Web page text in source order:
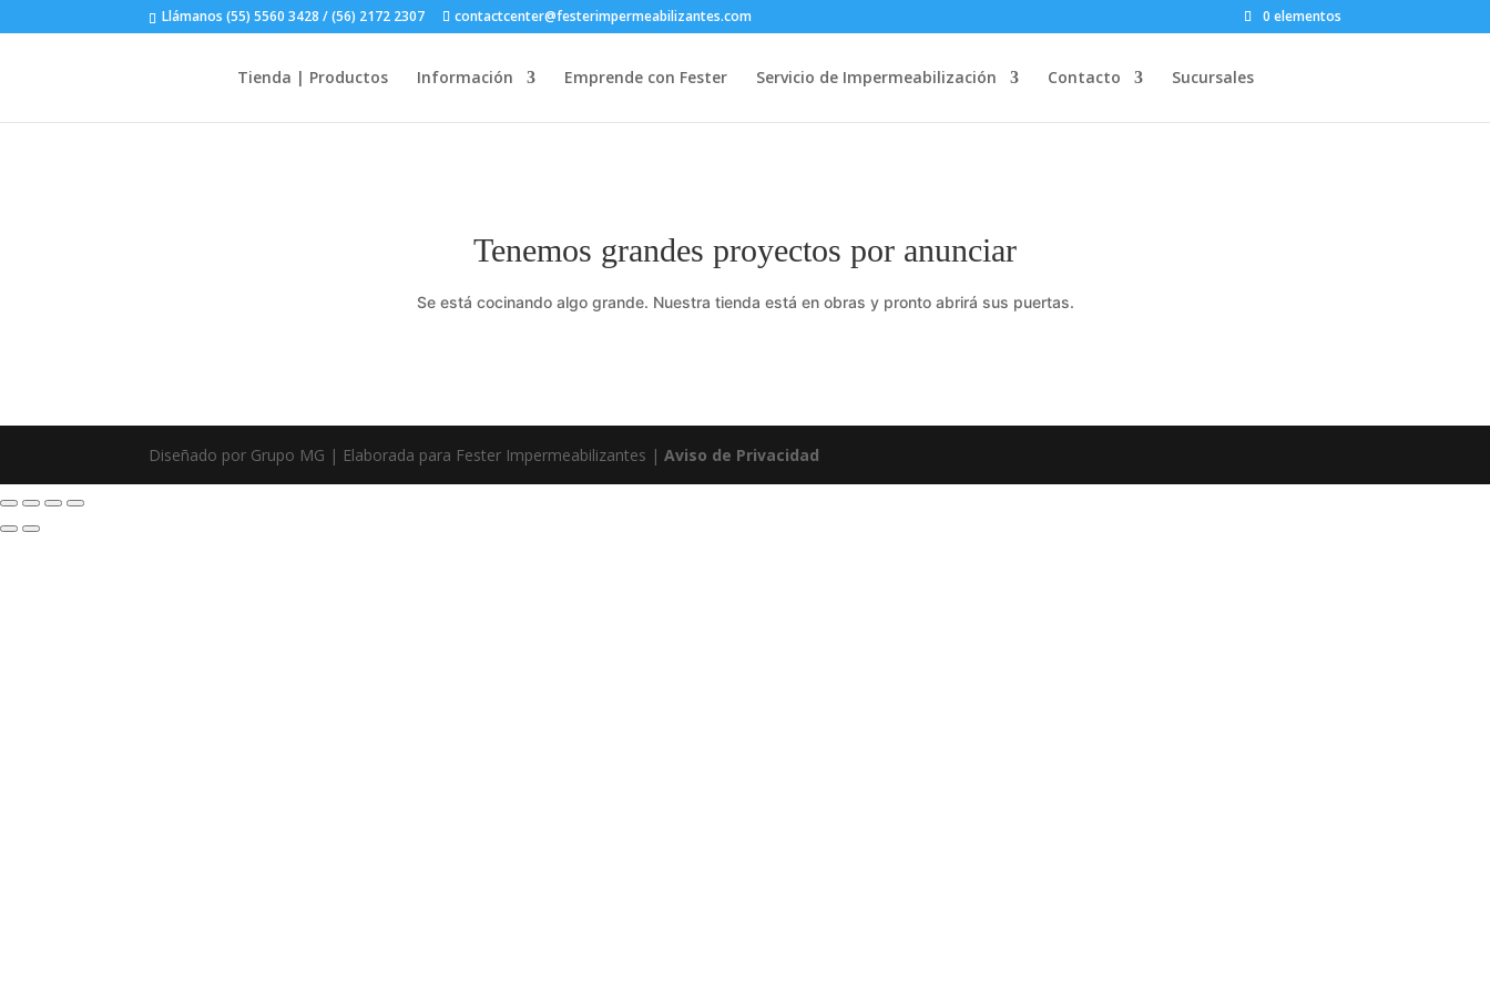
Llámanos (55) 5560 3428 / (56) 2172 2307 contactcenter@festerimpermeabilizantes.com 0 elementos
Tienda | Productos Información Emprende con Fester Servicio de Impermeabilización Contacto Sucursales
Tenemos grandes proyectos por anunciar
Se está cocinando algo grande. Nuestra tienda está en obras y pronto abrirá sus puertas.
Diseñado por Grupo MG | Elaborada para Fester Impermeabilizantes |Aviso de Privacidad